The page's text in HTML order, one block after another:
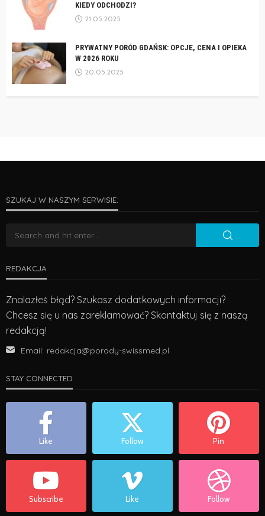
KIEDY ODCHODZI?
21.05.2025
PRYWATNY PORÓD GDAŃSK: OPCJE, CENA I OPIEKA
W 2026 ROKU
20.05.2025
SZUKAJ W NASZYM SERWISIE:
REDAKCJA
Znalazłeś błąd? Szukasz dodatkowych informacji?
Chcesz się u nas zareklamować? Skontaktuj się z naszą
redakcją!
Email: redakcja@porody-swissmed.pl
STAY CONNECTED
Like Follow Pin
Subscribe Like Follow